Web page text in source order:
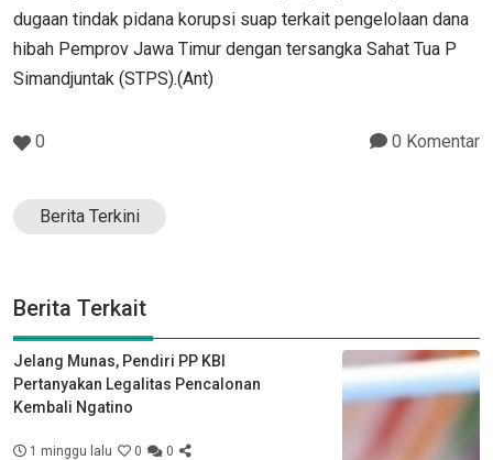
dugaan tindak pidana korupsi suap terkait pengelolaan dana
hibah Pemprov Jawa Timur dengan tersangka Sahat Tua P
Simandjuntak (STPS).(Ant)
0 0 Komentar
Berita Terkini
Berita Terkait
Jelang Munas, Pendiri PP KBI
Pertanyakan Legalitas Pencalonan
Kembali Ngatino
1 minggu lalu 0 0